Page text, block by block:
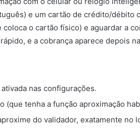
e um cartão de crédito/débito
o cartão físico) e aguardar a
e a cobrança aparece depois
nas configurações.
tenha a função aproximação
do validador, exatamente